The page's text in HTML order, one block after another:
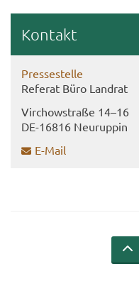
Kon­takt
Pres­se­stel­le
Re­fe­rat Büro Land­rat
Virch­ow­stra­ße 14–16
DE-​16816 Neu­rup­pin
E-​Mail